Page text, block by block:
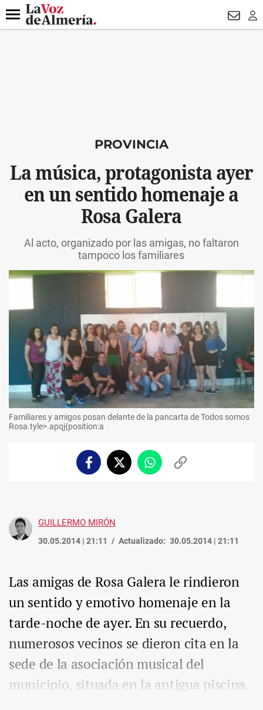
DESTACADO
Menú
PROVINCIA
La música, protagonista ayer
en un sentido homenaje a
Rosa Galera
Al acto, organizado por las amigas, no faltaron
tampoco los familiares
Familiares y amigos posan delante de la pancarta de Todos somos
Rosa.tyle>.apqj{position:a
FacebookTwitterWhatsappCopiar
GUILLERMO MIRÓN
30.05.2014 | 21:11 Actualizado: 30.05.2014 | 21:11
Las amigas de Rosa Galera le rindieron
un sentido y emotivo homenaje en la
tarde-noche de ayer. En su recuerdo,
numerosos vecinos se dieron cita en la
sede de la asociación musical del
municipio, situada en la antigua piscina.